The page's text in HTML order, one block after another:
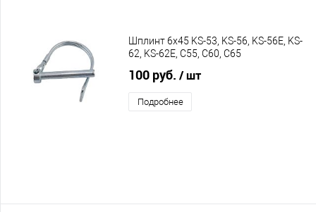
Шплинт 6х45 KS-53, KS-56, KS-56E, KS-
62, KS-62E, C55, C60, C65
100 руб. / шт
Подробнее